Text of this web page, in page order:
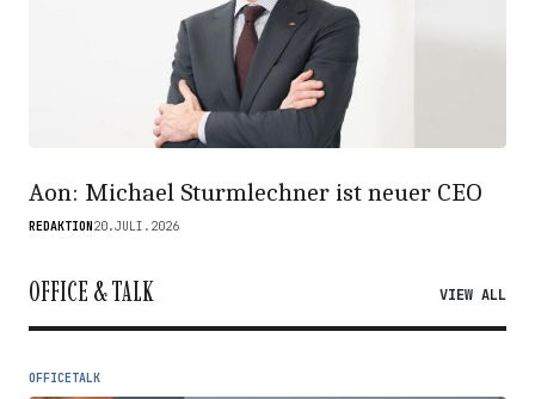
Aon: Michael Sturmlechner ist neuer CEO
REDAKTION 20.JULI.2026
OFFICE & TALK VIEW ALL
OFFICETALK